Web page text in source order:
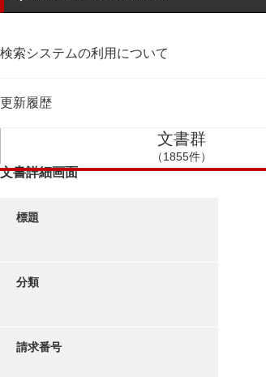
検索システムの利用について
更新履歴
文書群
（1855件）
文書詳細画面
標題
分類
請求番号